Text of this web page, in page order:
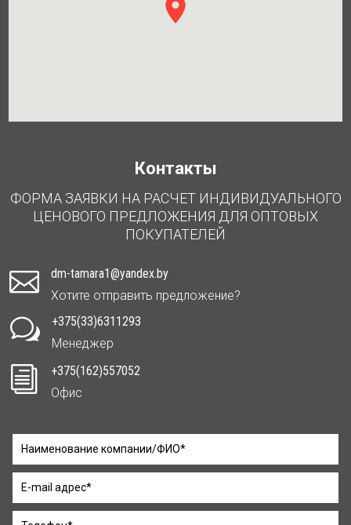
Контакты
ФОРМА ЗАЯВКИ НА РАСЧЕТ ИНДИВИДУАЛЬНОГО
ЦЕНОВОГО ПРЕДЛОЖЕНИЯ ДЛЯ ОПТОВЫХ
ПОКУПАТЕЛЕЙ

dm-tamara1@yandex.by
Хотите отправить предложение?
w
+375(33)6311293
Менеджер
i
+375(162)557052
Офис